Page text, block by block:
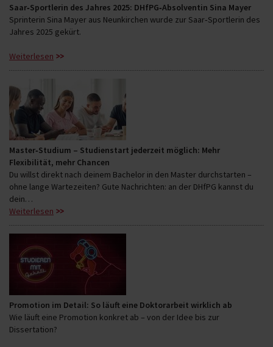
Saar‑Sportlerin des Jahres 2025: DHfPG‑Absolventin Sina Mayer
Sprinterin Sina Mayer aus Neunkirchen wurde zur Saar‑Sportlerin des
Jahres 2025 gekürt.
Weiterlesen
Master‑Studium – Studienstart jederzeit möglich: Mehr
Flexibilität, mehr Chancen
Du willst direkt nach deinem Bachelor in den Master durchstarten –
ohne lange Wartezeiten? Gute Nachrichten: an der DHfPG kannst du
dein…
Weiterlesen
Promotion im Detail: So läuft eine Doktorarbeit wirklich ab
Wie läuft eine Promotion konkret ab – von der Idee bis zur
Dissertation?